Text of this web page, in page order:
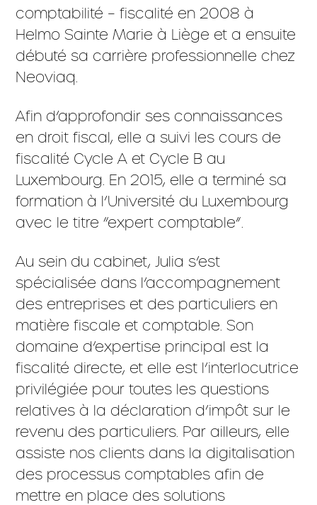
comptabilité – fiscalité en 2008 à
Helmo Sainte Marie à Liège et a ensuite
débuté sa carrière professionnelle chez
Neoviaq.
Afin d’approfondir ses connaissances
en droit fiscal, elle a suivi les cours de
fiscalité Cycle A et Cycle B au
Luxembourg. En 2015, elle a terminé sa
formation à l’Université du Luxembourg
avec le titre “expert comptable”.
Au sein du cabinet, Julia s’est
spécialisée dans l’accompagnement
des entreprises et des particuliers en
matière fiscale et comptable. Son
domaine d’expertise principal est la
fiscalité directe, et elle est l’interlocutrice
privilégiée pour toutes les questions
relatives à la déclaration d’impôt sur le
revenu des particuliers. Par ailleurs, elle
assiste nos clients dans la digitalisation
des processus comptables afin de
mettre en place des solutions